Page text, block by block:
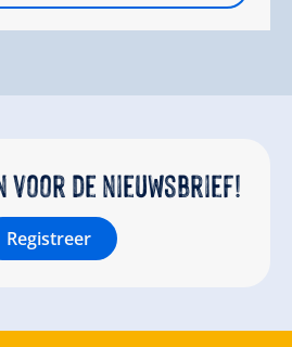
voor de nieuwsbrief!
Registreer